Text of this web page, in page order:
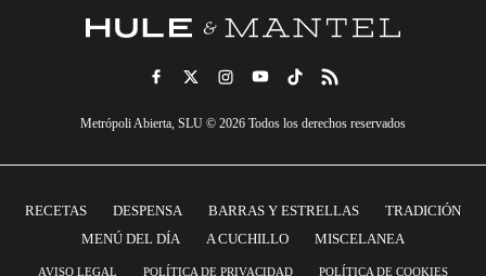
Metrópoli Abierta, SLU © 2026 Todos los derechos reservados
RECETAS DESPENSA BARRAS Y ESTRELLAS
TRADICIÓN
MENÚ DEL DÍA
A CUCHILLO MISCELANEA
AVISO LEGAL POLÍTICA DE PRIVACIDAD POLÍTICA DE COOKIES